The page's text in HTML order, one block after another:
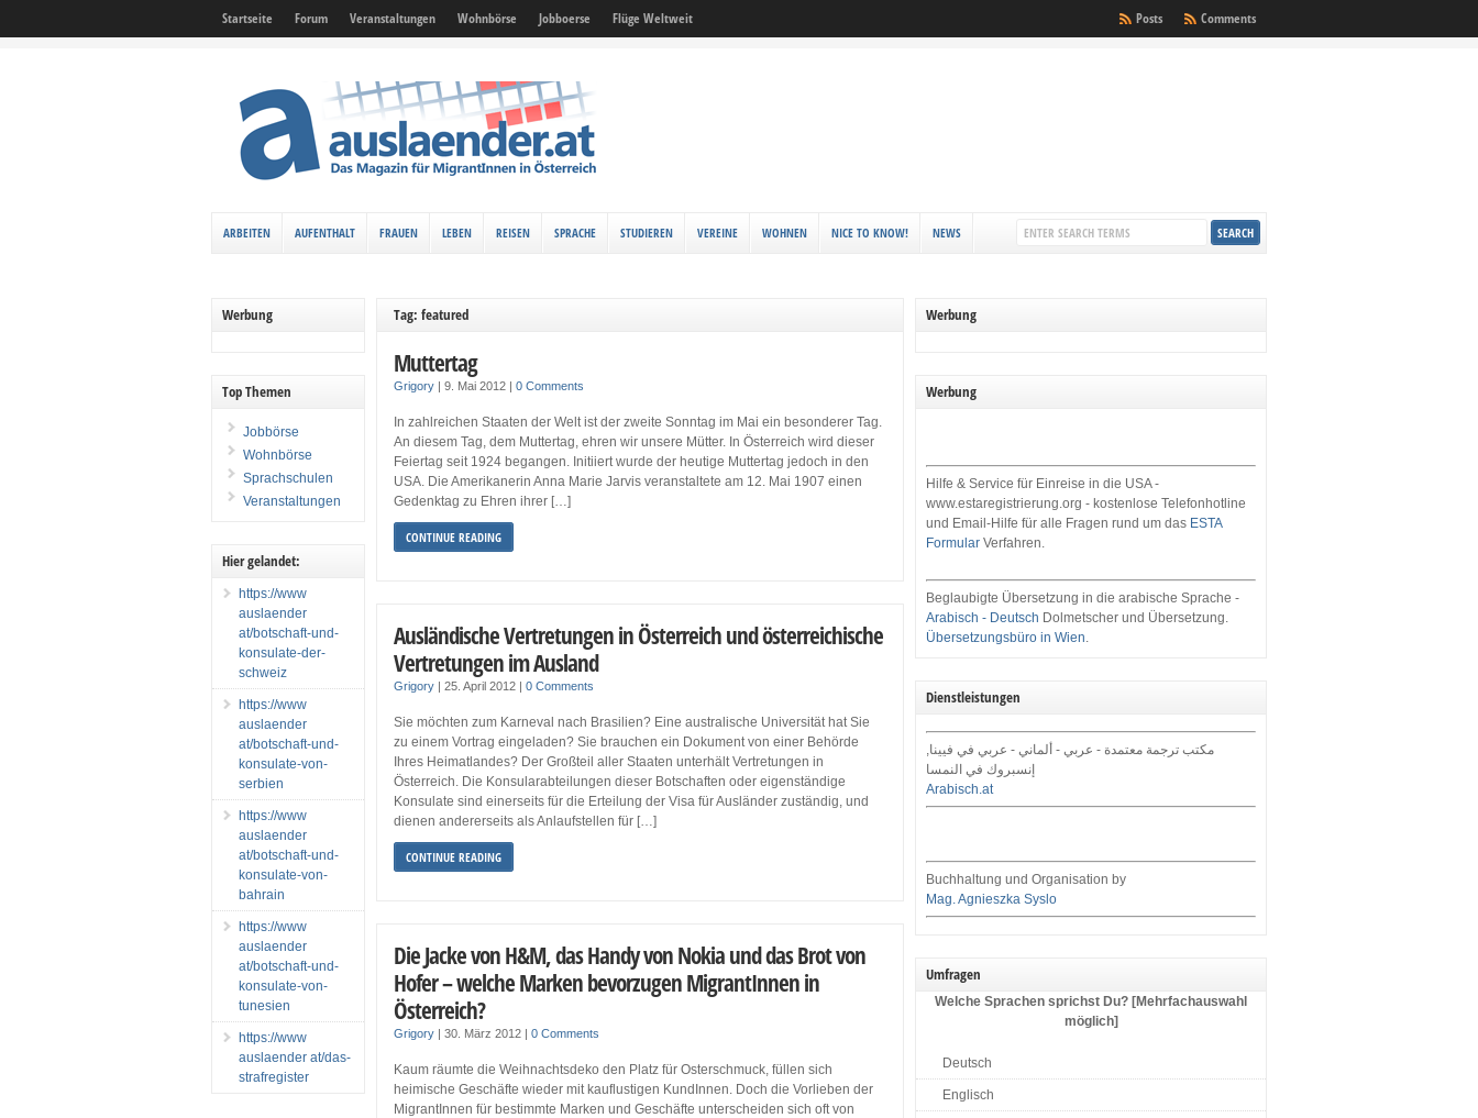
Startseite Forum Veranstaltungen Wohnbörse Jobboerse Flüge Weltweit Comments
Posts
ARBEITEN AUFENTHALT FRAUEN LEBEN REISEN SPRACHE STUDIEREN VEREINE WOHNEN NICE TO KNOW! NEWS
Tag: featured
Muttertag
Grigory |9. Mai 2012 |0 Comments
In zahlreichen Staaten der Welt ist der zweite Sonntag im Mai ein besonderer Tag.
An diesem Tag, dem Muttertag, ehren wir unsere Mütter. In Österreich wird dieser
Feiertag seit 1924 begangen. Initiiert wurde der heutige Muttertag jedoch in den
USA. Die Amerikanerin Anna Marie Jarvis veranstaltete am 12. Mai 1907 einen
Gedenktag zu Ehren ihrer […]
CONTINUE READING
Ausländische Vertretungen in Österreich und österreichische
Vertretungen im Ausland
Grigory |25. April 2012 |0 Comments
Sie möchten zum Karneval nach Brasilien? Eine australische Universität hat Sie
zu einem Vortrag eingeladen? Sie brauchen ein Dokument von einer Behörde
Ihres Heimatlandes? Der Großteil aller Staaten unterhält Vertretungen in
Österreich. Die Konsularabteilungen dieser Botschaften oder eigenständige
Konsulate sind einerseits für die Erteilung der Visa für Ausländer zuständig, und
dienen andererseits als Anlaufstellen für […]
CONTINUE READING
Die Jacke von H&M, das Handy von Nokia und das Brot von
Hofer – welche Marken bevorzugen MigrantInnen in
Österreich?
Grigory |30. März 2012 |0 Comments
Kaum räumte die Weihnachtsdeko den Platz für Osterschmuck, füllen sich
heimische Geschäfte wieder mit kauflustigen KundInnen. Doch die Vorlieben der
MigrantInnen für bestimmte Marken und Geschäfte unterscheiden sich oft von
Werbung
Top Themen
Jobbörse
Wohnbörse
Sprachschulen
Veranstaltungen
Hier gelandet:
https://www
auslaender
at/botschaft-und-
konsulate-der-
schweiz
https://www
auslaender
at/botschaft-und-
konsulate-von-
serbien
https://www
auslaender
at/botschaft-und-
konsulate-von-
bahrain
https://www
auslaender
at/botschaft-und-
konsulate-von-
tunesien
https://www
auslaender at/das-
strafregister
Werbung
Werbung
Hilfe & Service für Einreise in die USA -
www.estaregistrierung.org - kostenlose Telefonhotline
und Email-Hilfe für alle Fragen rund um das ESTA
Formular Verfahren.
Beglaubigte Übersetzung in die arabische Sprache -
Arabisch - Deutsch Dolmetscher und Übersetzung.
Übersetzungsbüro in Wien.
Dienstleistungen
مكتب ترجمة معتمدة - عربي - ألماني - عربي في فيينا,
إنسبروك في النمسا
Arabisch.at
Buchhaltung und Organisation by
Mag. Agnieszka Syslo
Umfragen
Welche Sprachen sprichst Du? [Mehrfachauswahl
möglich]
Deutsch
Englisch